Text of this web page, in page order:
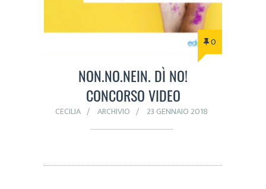
0
NON.NO.NEIN. DÌ NO!
CONCORSO VIDEO
CECILIA ARCHIVIO 23 GENNAIO 2018